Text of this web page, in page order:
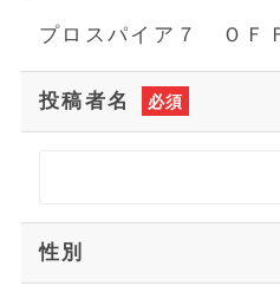
プロスパイア７ ＯＦ
投稿者名 必須
性別